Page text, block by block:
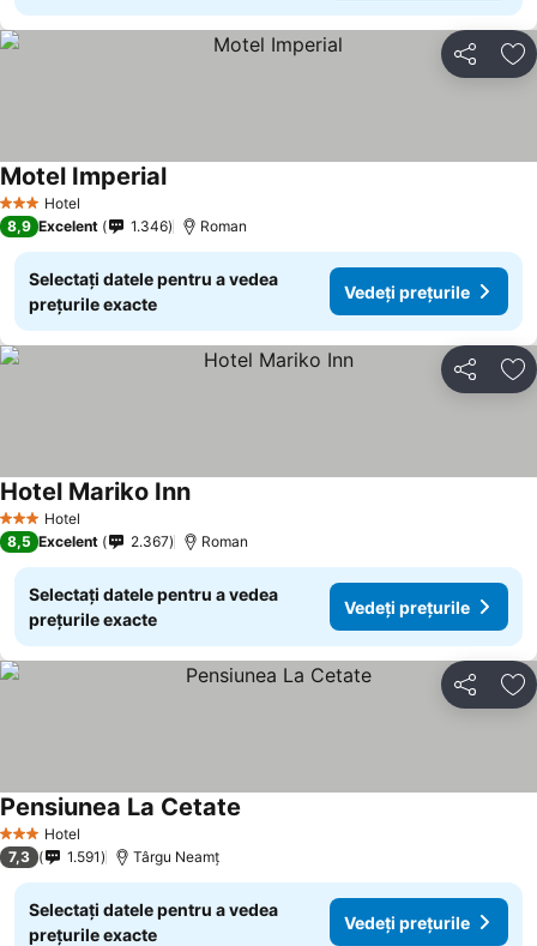
Distribuiți
3 SteleHotel
Motel Imperial
8,9 Excelent 1.346 Roman
Selectați datele pentru a vedea
prețurile exacte
Vedeți prețurile
Distribuiți
3 SteleHotel
Hotel Mariko Inn
8,5 Excelent 2.367 Roman
Selectați datele pentru a vedea
prețurile exacte
Vedeți prețurile
Distribuiți
3 SteleHotel
Pensiunea La Cetate
7,3 1.591 Târgu Neamţ
Selectați datele pentru a vedea
prețurile exacte
Vedeți prețurile